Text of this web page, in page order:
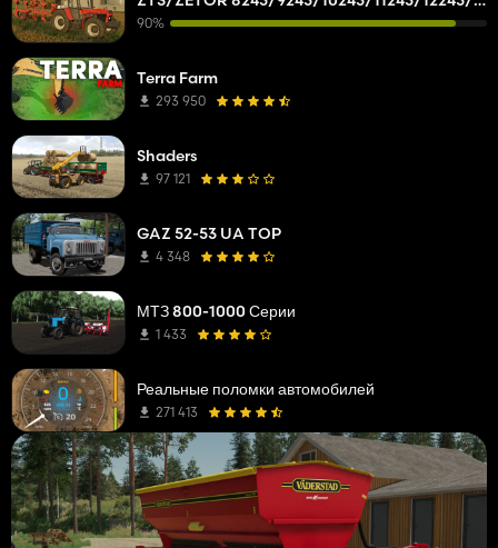
90%
Terra Farm
293 950
Shaders
97 121
GAZ 52-53 UA TOP
4 348
МТЗ 800-1000 Серии
1 433
Реальные поломки автомобилей
271 413